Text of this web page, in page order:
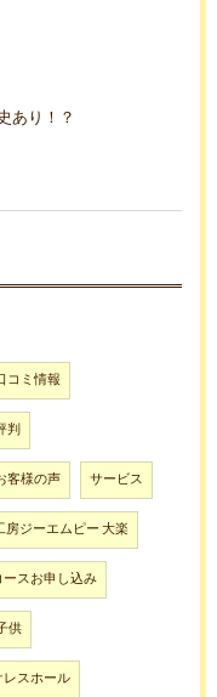
あり！？
コミ情報
判
客様の声 サービス
房ジーエムピー 大楽
ースお申し込み
供
スホール